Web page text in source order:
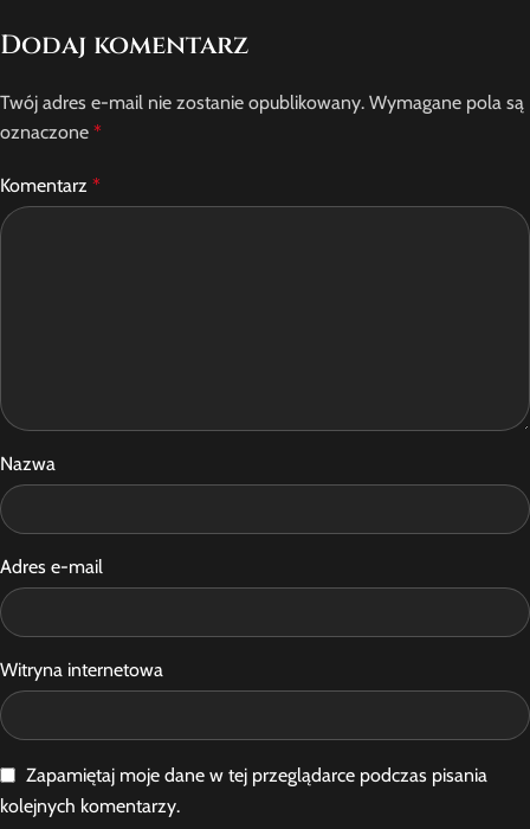
Dodaj komentarz
Twój adres e-mail nie zostanie opublikowany. Wymagane pola są
oznaczone *
Komentarz *
Nazwa
Adres e-mail
Witryna internetowa
Zapamiętaj moje dane w tej przeglądarce podczas pisania
kolejnych komentarzy.